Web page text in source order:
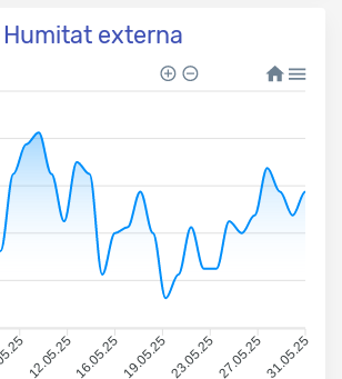
Humitat externa
12.05.2516.05.2519.05.2523.05.2527.05.2531.05.25